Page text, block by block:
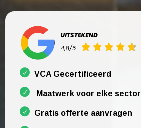
VCA Gecertificeerd
Maatwerk voor elke sector
Gratis offerte aanvragen